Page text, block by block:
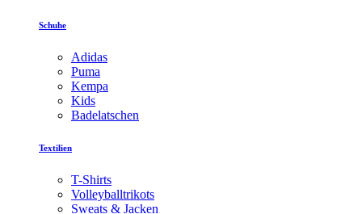
Schuhe
Adidas
Puma
Kempa
Kids
Badelatschen
Textilien
T-Shirts
Volleyballtrikots
Sweats & Jacken